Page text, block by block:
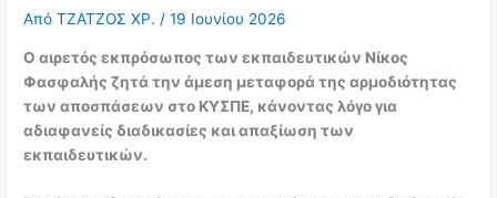
ΑπόΤΖΑΤΖΟΣ ΧΡ./19 Ιουνίου 2026
Ο αιρετός εκπρόσωπος των εκπαιδευτικών Νίκος
Φασφαλής ζητά την άμεση μεταφορά της αρμοδιότητας
των αποσπάσεων στο ΚΥΣΠΕ, κάνοντας λόγο για
αδιαφανείς διαδικασίες και απαξίωση των
εκπαιδευτικών.